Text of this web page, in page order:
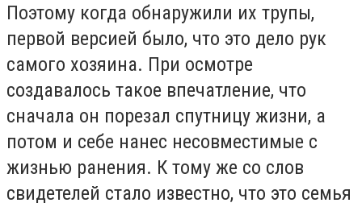
Поэтому когда обнаружили их трупы,
первой версией было, что это дело рук
самого хозяина. При осмотре
создавалось такое впечатление, что
сначала он порезал спутницу жизни, а
потом и себе нанес несовместимые с
жизнью ранения. К тому же со слов
свидетелей стало известно, что это семья